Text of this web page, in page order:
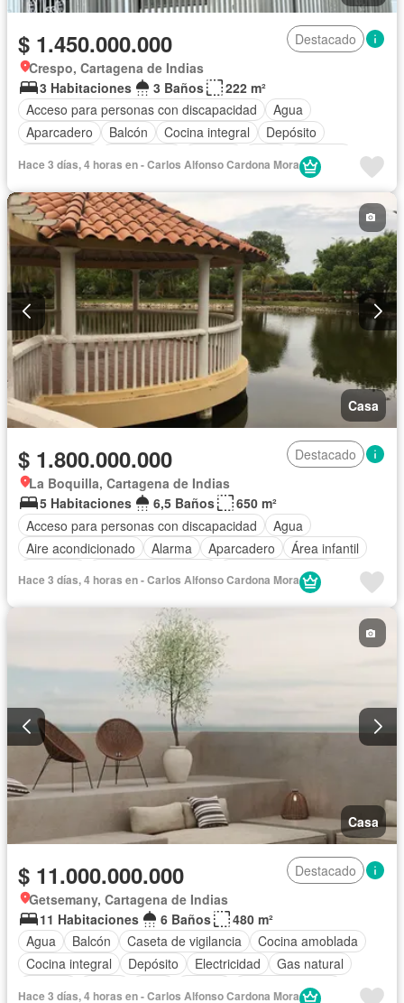
$ 1.450.000.000
Destacado
Crespo, Cartagena de Indias
3 Habitaciones
3 Baños
222 m²
Acceso para personas con discapacidad
Agua
Aparcadero
Balcón Cocina integral
Depósito
Vigilante
Hace 3 días, 4 horas en - Carlos Alfonso Cardona Mora
Casa
$ 1.800.000.000
Destacado
La Boquilla, Cartagena de Indias
5 Habitaciones
6,5 Baños
650 m²
Acceso para personas con discapacidad
Agua
Aire acondicionado
Alarma Aparcadero
Área infantil
Cocina amoblada
Internet
Piscina
Seguridad privada
Terraza Wifi
Hace 3 días, 4 horas en - Carlos Alfonso Cardona Mora
Casa
$ 11.000.000.000
Destacado
Getsemany, Cartagena de Indias
11 Habitaciones
6 Baños
480 m²
Agua
Balcón Caseta de vigilancia
Cocina amoblada
Cocina integral
Depósito Electricidad
Gas natural
Tanque de agua
Hace 3 días, 4 horas en - Carlos Alfonso Cardona Mora